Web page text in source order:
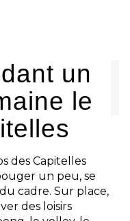
un
le
des Capitelles
un peu, se
cadre. Sur place,
des loisirs